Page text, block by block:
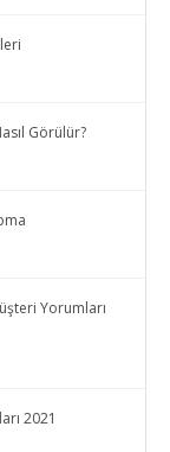
Görülür?
Yorumları
2021